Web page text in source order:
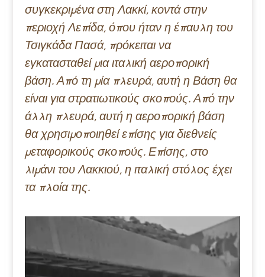
συγκεκριμένα στη Λακκί, κοντά στην
περιοχή Λεπίδα, όπου ήταν η έπαυλη του
Τσιγκάδα Πασά, πρόκειται να
εγκατασταθεί μια ιταλική αεροπορική
βάση. Από τη μία πλευρά, αυτή η Βάση θα
είναι για στρατιωτικούς σκοπούς. Από την
άλλη πλευρά, αυτή η αεροπορική βάση
θα χρησιμοποιηθεί επίσης για διεθνείς
μεταφορικούς σκοπούς. Επίσης, στο
λιμάνι του Λακκιού, η ιταλική στόλος έχει
τα πλοία της.